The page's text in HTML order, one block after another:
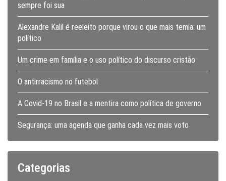
sempre foi sua
Alexandre Kalil é reeleito porque virou o que mais temia: um
político
Um crime em família e o uso político do discurso cristão
O antirracismo no futebol
A Covid-19 no Brasil e a mentira como política de governo
Segurança: uma agenda que ganha cada vez mais voto
Categorias